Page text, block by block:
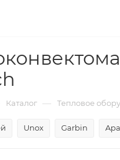
Каталог — Тепловое
Unox Garbin